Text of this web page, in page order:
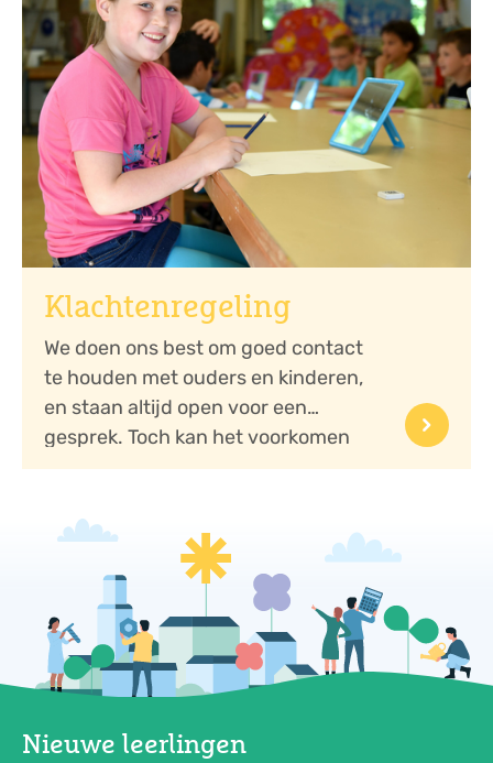
Klachtenregeling
We doen ons best om goed contact
te houden met ouders en kinderen,
en staan altijd open voor een
gesprek. Toch kan het voorkomen
dat u ergens ontevred...
Nieuwe leerlingen